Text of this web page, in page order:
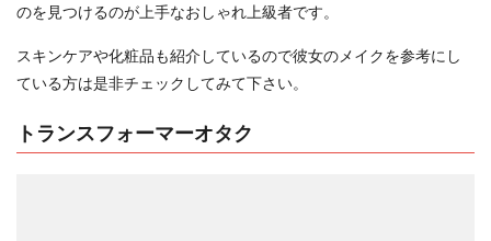
のを見つけるのが上手なおしゃれ上級者です。
スキンケアや化粧品も紹介しているので彼女のメイクを参考にし
ている方は是非チェックしてみて下さい。
トランスフォーマーオタク